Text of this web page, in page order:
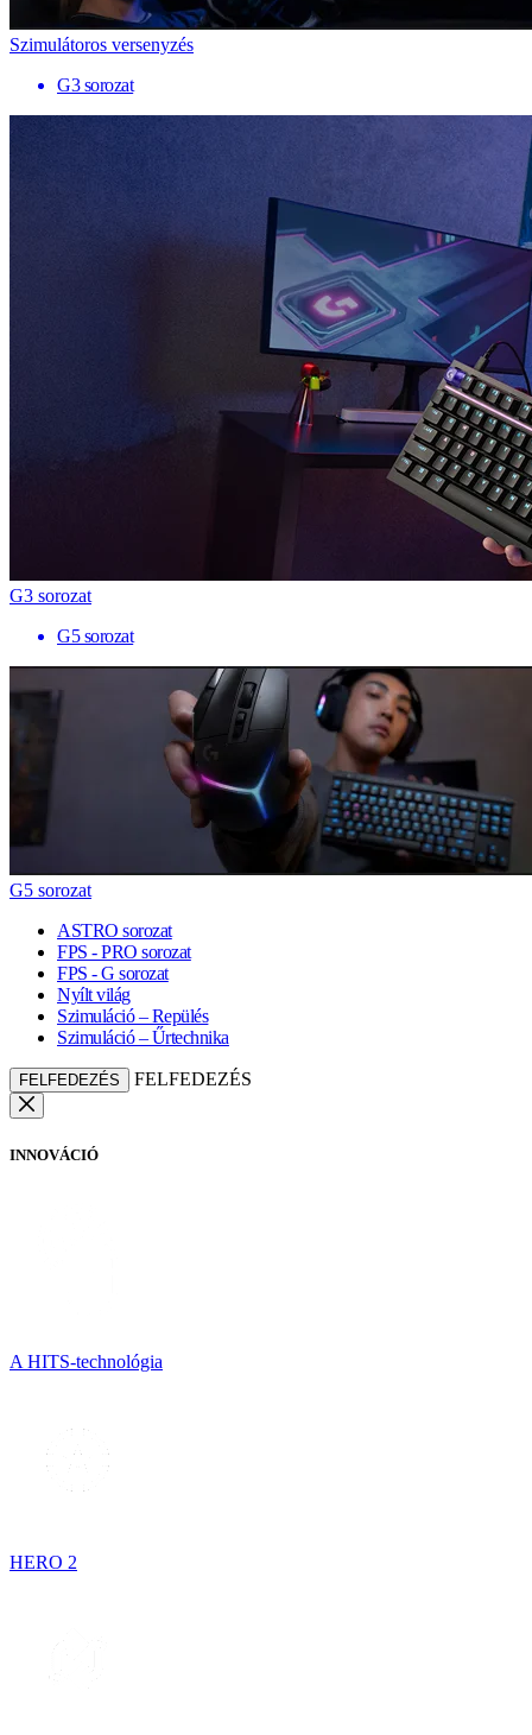
Szimulátoros versenyzés
G3 sorozat
G3 sorozat
G5 sorozat
G5 sorozat
ASTRO sorozat
FPS - PRO sorozat
FPS - G sorozat
Nyílt világ
Szimuláció – Repülés
Szimuláció – Űrtechnika
FELFEDEZÉS FELFEDEZÉS
INNOVÁCIÓ
A HITS-technológia
HERO 2